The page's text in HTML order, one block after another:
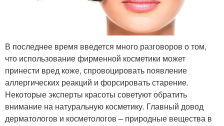
В последнее время введется много разговоров о том,
что использование фирменной косметики может
принести вред коже, спровоцировать появление
аллергических реакций и форсировать старение.
Некоторые эксперты красоты советуют обратить
внимание на натуральную косметику. Главный довод
дерматологов и косметологов – природные вещества в